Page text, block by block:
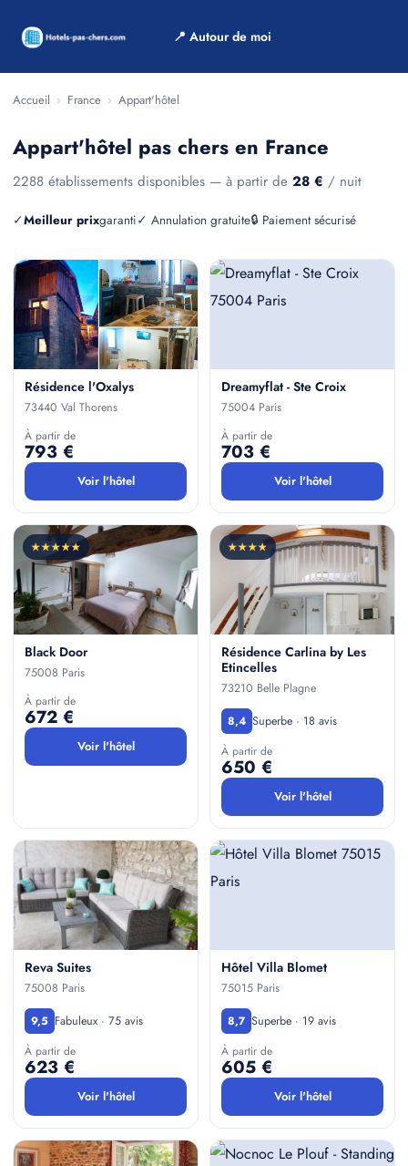
📍 Autour de moi
Accueil › France › Appart'hôtel
Appart'hôtel pas chers en France
2288 établissements disponibles — à partir de 28 € / nuit
✓Meilleur prixgaranti✓ Annulation gratuite🔒 Paiement sécurisé
Résidence l'Oxalys
73440 Val Thorens
À partir de
793 €
Voir l'hôtel
Dreamyflat - Ste Croix
75004 Paris
À partir de
703 €
Voir l'hôtel
★★★★★
Black Door
75008 Paris
À partir de
672 €
Voir l'hôtel
★★★★
Résidence Carlina by Les
Etincelles
73210 Belle Plagne
8,4 Superbe · 18 avis
À partir de
650 €
Voir l'hôtel
Reva Suites
75008 Paris
9,5 Fabuleux · 75 avis
À partir de
623 €
Voir l'hôtel
Hôtel Villa Blomet
75015 Paris
8,7 Superbe · 19 avis
À partir de
605 €
Voir l'hôtel